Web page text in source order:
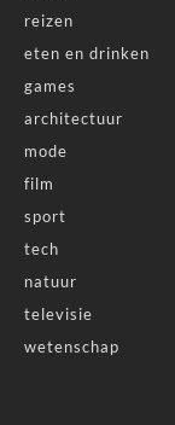
reizen
eten en drinken
games
architectuur
mode
film
sport
tech
natuur
televisie
wetenschap